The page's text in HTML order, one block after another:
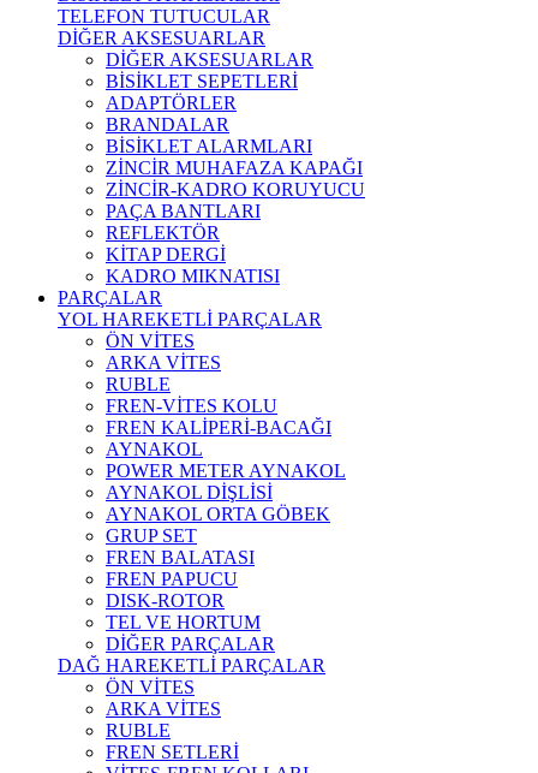
TELEFON TUTUCULAR
DİĞER AKSESUARLAR
DİĞER AKSESUARLAR
BİSİKLET SEPETLERİ
ADAPTÖRLER
BRANDALAR
BİSİKLET ALARMLARI
ZİNCİR MUHAFAZA KAPAĞI
ZİNCİR-KADRO KORUYUCU
PAÇA BANTLARI
REFLEKTÖR
KİTAP DERGİ
KADRO MIKNATISI
PARÇALAR
YOL HAREKETLİ PARÇALAR
ÖN VİTES
ARKA VİTES
RUBLE
FREN-VİTES KOLU
FREN KALİPERİ-BACAĞI
AYNAKOL
POWER METER AYNAKOL
AYNAKOL DİŞLİSİ
AYNAKOL ORTA GÖBEK
GRUP SET
FREN BALATASI
FREN PAPUCU
DISK-ROTOR
TEL VE HORTUM
DİĞER PARÇALAR
DAĞ HAREKETLİ PARÇALAR
ÖN VİTES
ARKA VİTES
RUBLE
FREN SETLERİ